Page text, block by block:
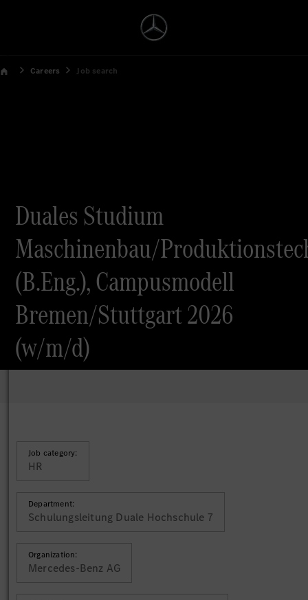
Careers Job search
Duales Studium
Maschinenbau/
(B.Eng.), Campusmodell
Bremen/Stuttgart 2026
(w/m/d)
Job category:
HR
Department:
Schulungsleitung Duale Hochschule 7
Organization:
Mercedes-Benz AG